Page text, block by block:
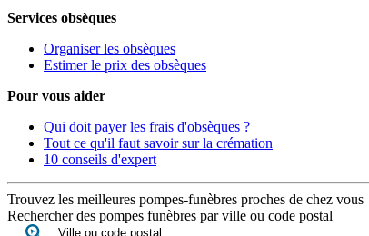
Services obsèques
Organiser les obsèques
Estimer le prix des obsèques
Pour vous aider
Qui doit payer les frais d'obsèques ?
Tout ce qu'il faut savoir sur la crémation
10 conseils d'expert
Trouvez les meilleures pompes-funèbres proches de chez vous
Rechercher des pompes funèbres par ville ou code postal